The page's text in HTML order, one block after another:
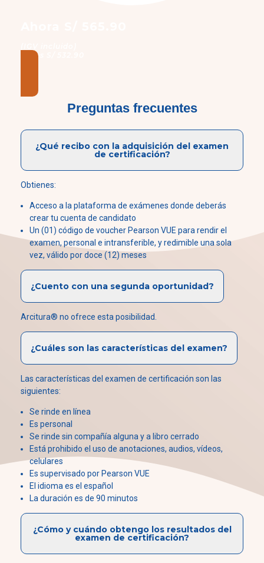
Antes S/ 532.90
Preguntas frecuentes
¿Qué recibo con la adquisición del examen
de certificación?
Obtienes:
Acceso a la plataforma de exámenes donde deberás
crear tu cuenta de candidato
Un (01) código de voucher Pearson VUE para rendir el
examen, personal e intransferible, y redimible una sola
vez, válido por doce (12) meses
¿Cuento con una segunda oportunidad?
Arcitura® no ofrece esta posibilidad.
¿Cuáles son las características del examen?
Las características del examen de certificación son las
siguientes:
Se rinde en línea
Es personal
Se rinde sin compañía alguna y a libro cerrado
Está prohibido el uso de anotaciones, audios, vídeos,
celulares
Es supervisado por Pearson VUE
El idioma es el español
La duración es de 90 minutos
¿Cómo y cuándo obtengo los resultados del
examen de certificación?